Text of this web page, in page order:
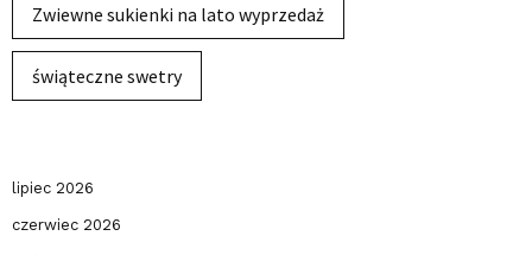
Zwiewne sukienki na lato wyprzedaż
świąteczne swetry
lipiec 2026
czerwiec 2026